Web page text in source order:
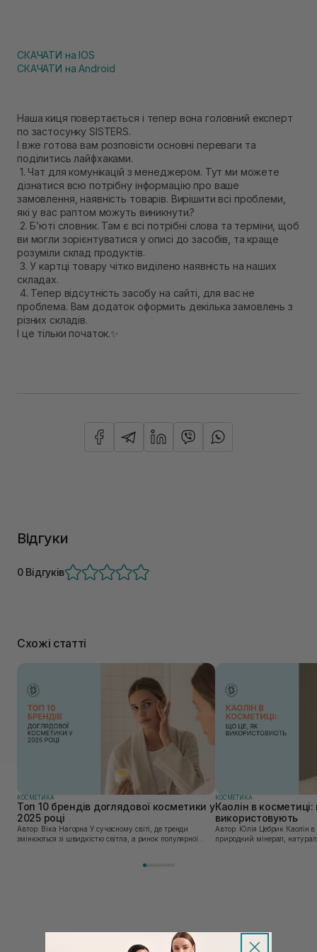
СКАЧАТИ на IOS
СКАЧАТИ на Android
Наша киця повертається і тепер вона головний експерт
по застосунку SISTERS.
І вже готова вам розповісти основні переваги та
поділитись лайфхаками.
1. Чат для комунікацій з менеджером. Тут ми можете
дізнатися всю потрібну інформацію про ваше
замовлення, наявність товарів. Вирішити всі проблеми,
які у вас раптом можуть виникнути.?
2. Бʼюті словник. Там є всі потрібні слова та терміни, щоб
ви могли зорієнтуватися у описі до засобів, та краще
розуміли склад продуктів.
3. У картці товару чітко виділено наявність на наших
складах.
4. Тепер відсутність засобу на сайті, для вас не
проблема. Вам додаток оформить декілька замовлень з
різних складів.
І це тільки початок.✨
Відгуки
0 Відгуків
Схожі статті
КОСМЕТИКА
Топ 10 брендів доглядової косметики у
2025 році
Автор: Віка Нагорна У сучасному світі, де тренди
змінюються зі швидкістю світла, а ринок популярної
КОСМЕТИКА
Каолін в
використовують
Автор: Юлія Цебрик Каолін в косметології – це
природний мінерал,